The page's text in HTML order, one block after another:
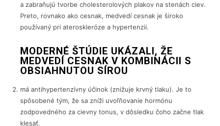
a zabraňujú tvorbe cholesterolových plakov na stenách ciev.
Preto, rovnako ako cesnak, medvedí cesnak je široko
používaný pri ateroskleróze a hypertenzii.
MODERNÉ ŠTÚDIE UKÁZALI, ŽE
MEDVEDÍ CESNAK V KOMBINÁCII S
OBSIAHNUTOU SÍROU
má antihypertenzívny účinok (znižuje krvný tlaku). Je to
spôsobené tým, že sa zníži uvoľňovanie hormónu
zodpovedného za cievny tonus, v dôsledku čoho začne tlak
klesať.